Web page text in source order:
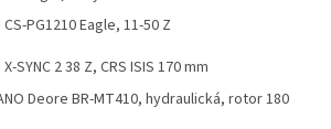
CS-PG1210 Eagle, 11-50 Z
X-SYNC 2 38 Z, CRS ISIS 170 mm
Deore BR-MT410, hydraulická, rotor 180